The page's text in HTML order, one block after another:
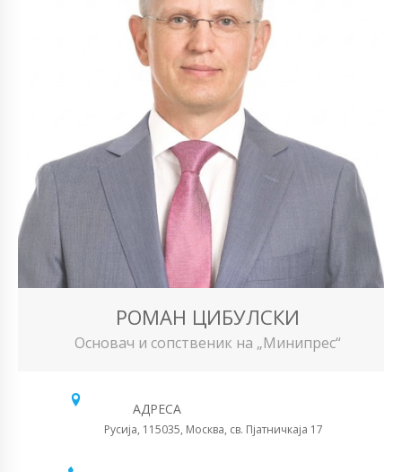
РОМАН ЦИБУЛСКИ
Основач и сопственик на „Минипрес“
АДРЕСА
Русија, 115035, Москва, св. Пјатничкаја 17